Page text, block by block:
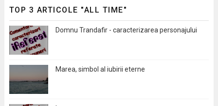
TOP 3 ARTICOLE "ALL TIME"
Domnu Trandafir - caracterizarea personajului
Marea, simbol al iubirii eterne